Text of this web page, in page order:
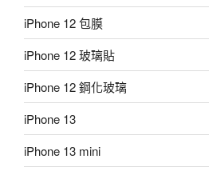
iPhone 12 包膜
iPhone 12 玻璃貼
iPhone 12 鋼化玻璃
iPhone 13
iPhone 13 mini